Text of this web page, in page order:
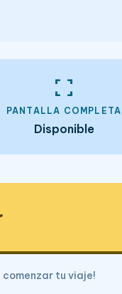
fullscreen
PANTALLA COMPLETA
Disponible
tu viaje!